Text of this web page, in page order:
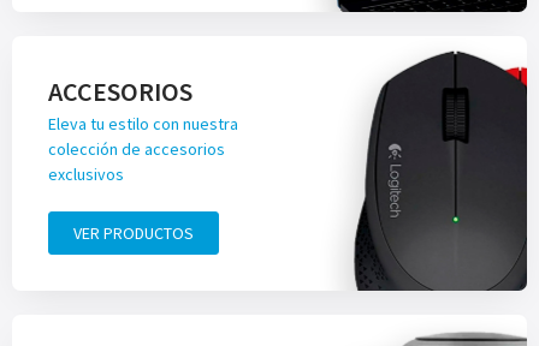
ACCESORIOS
Eleva tu estilo con nuestra
colección de accesorios
exclusivos
VER PRODUCTOS